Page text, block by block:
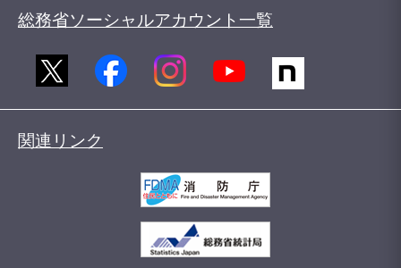
総務省ソーシャルアカウント一覧
関連リンク